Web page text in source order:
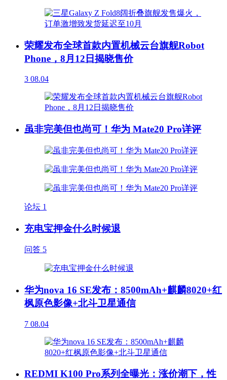
荣耀发布全球首款内置机械云台旗舰Robot
Phone，8月12日揭晓售价
3 08.04
虽非完美但也尚可！华为 Mate20 Pro详评
论坛 1
充电宝押金什么时候退
问答 5
华为nova 16 SE发布：8500mAh+麒麟8020+红
枫原色影像+北斗卫星通信
7 08.04
REDMI K100 Pro系列全曝光：涨价潮下，性